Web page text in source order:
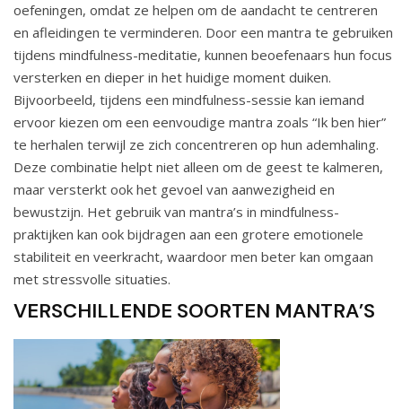
oefeningen, omdat ze helpen om de aandacht te centreren
en afleidingen te verminderen. Door een mantra te gebruiken
tijdens mindfulness-meditatie, kunnen beoefenaars hun focus
versterken en dieper in het huidige moment duiken.
Bijvoorbeeld, tijdens een mindfulness-sessie kan iemand
ervoor kiezen om een eenvoudige mantra zoals “Ik ben hier”
te herhalen terwijl ze zich concentreren op hun ademhaling.
Deze combinatie helpt niet alleen om de geest te kalmeren,
maar versterkt ook het gevoel van aanwezigheid en
bewustzijn. Het gebruik van mantra’s in mindfulness-
praktijken kan ook bijdragen aan een grotere emotionele
stabiliteit en veerkracht, waardoor men beter kan omgaan
met stressvolle situaties.
VERSCHILLENDE SOORTEN MANTRA’S